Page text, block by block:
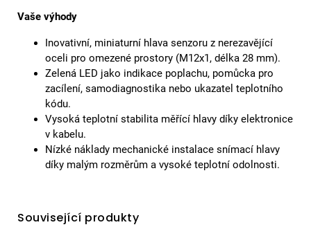
Vaše výhody
Inovativní, miniaturní hlava senzoru z nerezavějící
oceli pro omezené prostory (M12x1, délka 28 mm).
Zelená LED jako indikace poplachu, pomůcka pro
zacílení, samodiagnostika nebo ukazatel teplotního
kódu.
Vysoká teplotní stabilita měřící hlavy díky elektronice
v kabelu.
Nízké náklady mechanické instalace snímací hlavy
díky malým rozměrům a vysoké teplotní odolnosti.
Související produkty